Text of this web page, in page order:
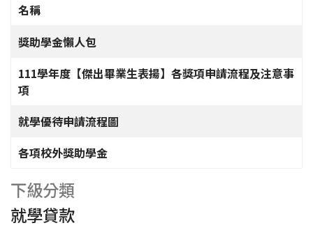
文章列表
名稱
獎助學金懶人包
111學年度【傑出畢業生表揚】各獎項申請流程及注意事
項
就學優待申請流程圖
各項校外獎助學金
下級分類
就學貸款